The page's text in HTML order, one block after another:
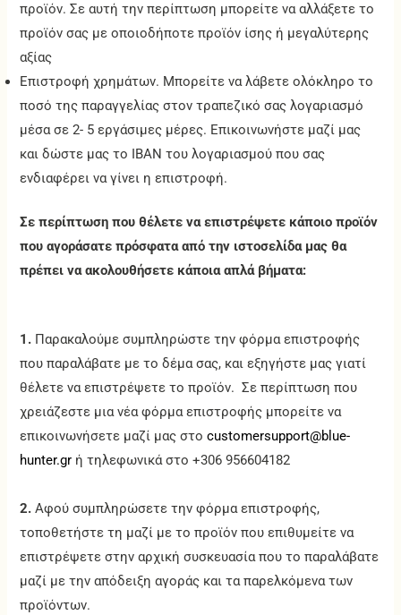
προϊόν. Σε αυτή την περίπτωση μπορείτε να αλλάξετε το
προϊόν σας με οποιοδήποτε προϊόν ίσης ή μεγαλύτερης
αξίας
Επιστροφή χρημάτων. Μπορείτε να λάβετε ολόκληρο το
ποσό της παραγγελίας στον τραπεζικό σας λογαριασμό
μέσα σε 2- 5 εργάσιμες μέρες. Επικοινωνήστε μαζί μας
και δώστε μας το IBAN του λογαριασμού που σας
ενδιαφέρει να γίνει η επιστροφή.
Σε περίπτωση που θέλετε να επιστρέψετε κάποιο προϊόν
που αγοράσατε πρόσφατα από την ιστοσελίδα μας θα
πρέπει να ακολουθήσετε κάποια απλά βήματα:
1. Παρακαλούμε συμπληρώστε την φόρμα επιστροφής
που παραλάβατε με το δέμα σας, και εξηγήστε μας γιατί
θέλετε να επιστρέψετε το προϊόν. Σε περίπτωση που
χρειάζεστε μια νέα φόρμα επιστροφής μπορείτε να
επικοινωνήσετε μαζί μας στοcustomersupport@blue-
hunter.gr ή τηλεφωνικά στο +306 956604182
2. Αφού συμπληρώσετε την φόρμα επιστροφής,
τοποθετήστε τη μαζί με το προϊόν που επιθυμείτε να
επιστρέψετε στην αρχική συσκευασία που το παραλάβατε
μαζί με την απόδειξη αγοράς και τα παρελκόμενα των
προϊόντων.